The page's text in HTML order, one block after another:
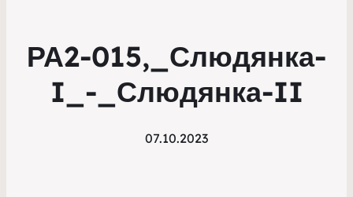
РА2-015,_Слюдянка-
I_-_Слюдянка-II
07.10.2023